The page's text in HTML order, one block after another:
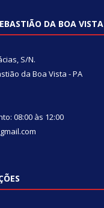
DA BOA VISTA
S/N.
da Boa Vista - PA
08:00 às 12:00